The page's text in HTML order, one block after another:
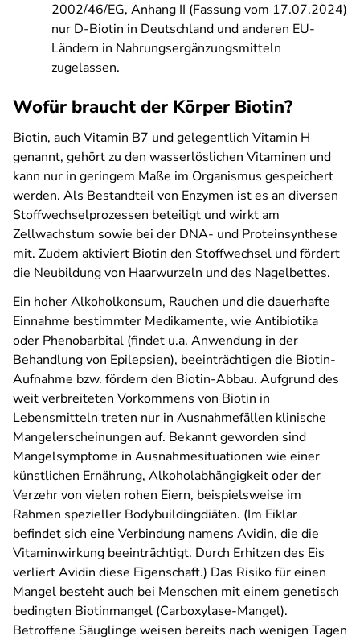
2002/46/EG, Anhang II (Fassung vom 17.07.2024)
nur D-Biotin in Deutschland und anderen EU-
Ländern in Nahrungsergänzungsmitteln
zugelassen.
Wofür braucht der Körper Biotin?
Biotin, auch Vitamin B7 und gelegentlich Vitamin H
genannt, gehört zu den wasserlöslichen Vitaminen und
kann nur in geringem Maße im Organismus gespeichert
werden. Als Bestandteil von Enzymen ist es an diversen
Stoffwechselprozessen beteiligt und wirkt am
Zellwachstum sowie bei der DNA- und Proteinsynthese
mit. Zudem aktiviert Biotin den Stoffwechsel und fördert
die Neubildung von Haarwurzeln und des Nagelbettes.
Ein hoher Alkoholkonsum, Rauchen und die dauerhafte
Einnahme bestimmter Medikamente, wie Antibiotika
oder Phenobarbital (findet u.a. Anwendung in der
Behandlung von Epilepsien), beeinträchtigen die Biotin-
Aufnahme bzw. fördern den Biotin-Abbau. Aufgrund des
weit verbreiteten Vorkommens von Biotin in
Lebensmitteln treten nur in Ausnahmefällen klinische
Mangelerscheinungen auf. Bekannt geworden sind
Mangelsymptome in Ausnahmesituationen wie einer
künstlichen Ernährung, Alkoholabhängigkeit oder der
Verzehr von vielen rohen Eiern, beispielsweise im
Rahmen spezieller Bodybuildingdiäten. (Im Eiklar
befindet sich eine Verbindung namens Avidin, die die
Vitaminwirkung beeinträchtigt. Durch Erhitzen des Eis
verliert Avidin diese Eigenschaft.) Das Risiko für einen
Mangel besteht auch bei Menschen mit einem genetisch
bedingten Biotinmangel (Carboxylase-Mangel).
Betroffene Säuglinge weisen bereits nach wenigen Tagen